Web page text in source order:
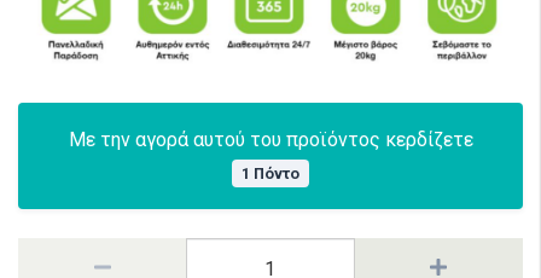
Με την αγορά αυτού του προϊόντος κερδίζετε
1 Πόντο